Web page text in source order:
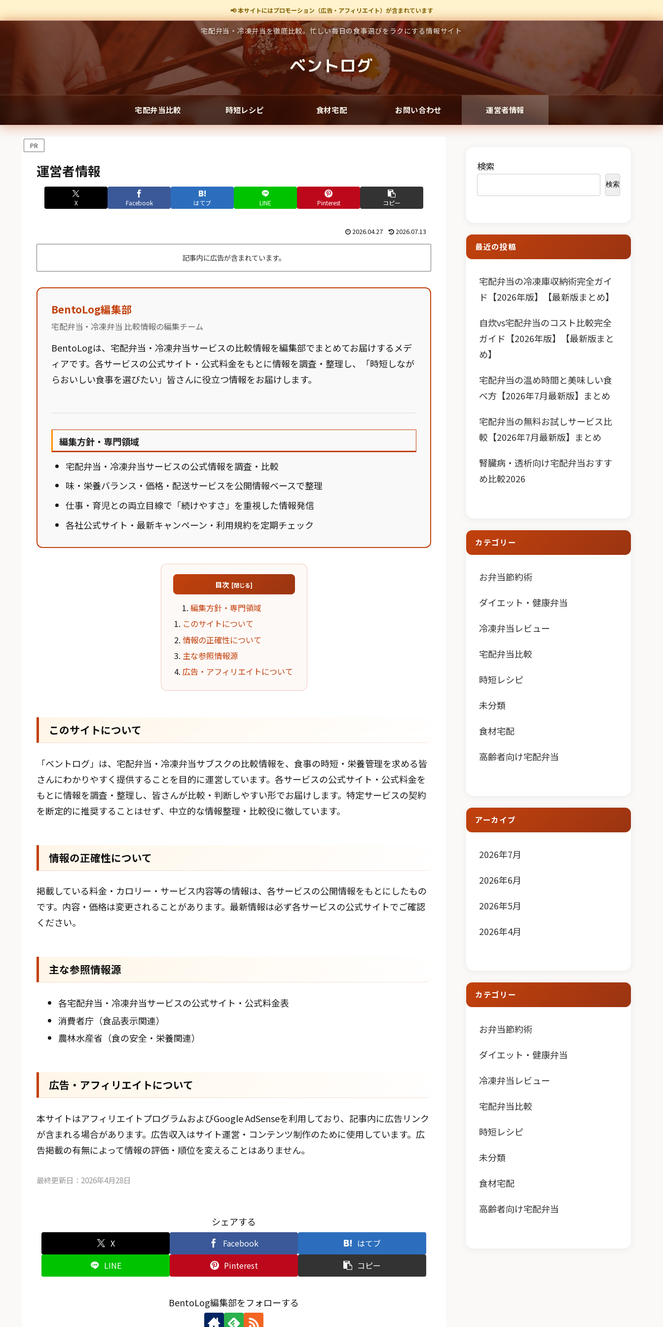
📢 本サイトにはプロモーション（広告・アフィリエイト）が含まれています
宅配弁当・冷凍弁当を徹底比較。忙しい毎日の食事選びをラクにする情報サイト
ベントログ
宅配弁当比較 時短レシピ 食材宅配 お問い合わせ 運営者情報
PR
運営者情報
X Facebook はてブ LINE Pinterest コピー
2026.04.27 2026.07.13
記事内に広告が含まれています。
BentoLog編集部
宅配弁当・冷凍弁当 比較情報の編集チーム
BentoLogは、宅配弁当・冷凍弁当サービスの比較情報を編集部でまとめてお届けするメデ
ィアです。各サービスの公式サイト・公式料金をもとに情報を調査・整理し、「時短しなが
らおいしい食事を選びたい」皆さんに役立つ情報をお届けします。
編集方針・専門領域
宅配弁当・冷凍弁当サービスの公式情報を調査・比較
味・栄養バランス・価格・配送サービスを公開情報ベースで整理
仕事・育児との両立目線で「続けやすさ」を重視した情報発信
各社公式サイト・最新キャンペーン・利用規約を定期チェック
目次
編集方針・専門領域
このサイトについて
情報の正確性について
主な参照情報源
広告・アフィリエイトについて
このサイトについて
「ベントログ」は、宅配弁当・冷凍弁当サブスクの比較情報を、食事の時短・栄養管理を求める皆
さんにわかりやすく提供することを目的に運営しています。各サービスの公式サイト・公式料金を
もとに情報を調査・整理し、皆さんが比較・判断しやすい形でお届けします。特定サービスの契約
を断定的に推奨することはせず、中立的な情報整理・比較役に徹しています。
情報の正確性について
掲載している料金・カロリー・サービス内容等の情報は、各サービスの公開情報をもとにしたもの
です。内容・価格は変更されることがあります。最新情報は必ず各サービスの公式サイトでご確認
ください。
主な参照情報源
各宅配弁当・冷凍弁当サービスの公式サイト・公式料金表
消費者庁（食品表示関連）
農林水産省（食の安全・栄養関連）
広告・アフィリエイトについて
本サイトはアフィリエイトプログラムおよびGoogle AdSenseを利用しており、記事内に広告リンク
が含まれる場合があります。広告収入はサイト運営・コンテンツ制作のために使用しています。広
告掲載の有無によって情報の評価・順位を変えることはありません。
最終更新日：2026年4月28日
シェアする
X Facebook
はてブ
LINE
Pinterest コピー
BentoLog編集部をフォローする
検索
検索
最近の投稿
宅配弁当の冷凍庫収納術完全ガイ
ド【2026年版】【最新版まとめ】
自炊vs宅配弁当のコスト比較完全
ガイド【2026年版】【最新版まと
め】
宅配弁当の温め時間と美味しい食
べ方【2026年7月最新版】まとめ
宅配弁当の無料お試しサービス比
較【2026年7月最新版】まとめ
腎臓病・透析向け宅配弁当おすす
め比較2026
カテゴリー
お弁当節約術
ダイエット・健康弁当
冷凍弁当レビュー
宅配弁当比較
時短レシピ
未分類
食材宅配
高齢者向け宅配弁当
アーカイブ
2026年7月
2026年6月
2026年5月
2026年4月
カテゴリー
お弁当節約術
ダイエット・健康弁当
冷凍弁当レビュー
宅配弁当比較
時短レシピ
未分類
食材宅配
高齢者向け宅配弁当